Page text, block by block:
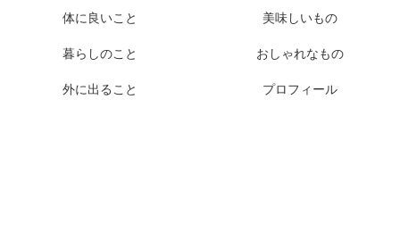
体に良いこと 美味しいもの
暮らしのこと おしゃれなもの
外に出ること プロフィール